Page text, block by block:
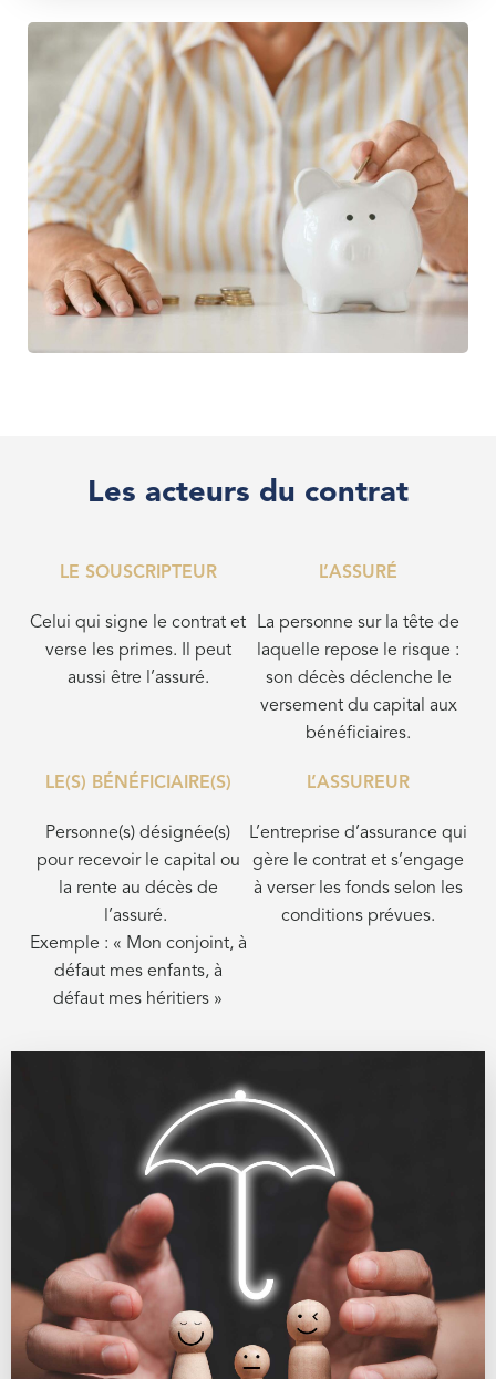
Les acteurs du contrat
LE SOUSCRIPTEUR
Celui qui signe le contrat et
verse les primes. Il peut
aussi être l’assuré.
L’ASSURÉ
La personne sur la tête de
laquelle repose le risque :
son décès déclenche le
versement du capital aux
bénéficiaires.
LE(S) BÉNÉFICIAIRE(S)
Personne(s) désignée(s)
pour recevoir le capital ou
la rente au décès de
l’assuré.
Exemple : « Mon conjoint, à
défaut mes enfants, à
défaut mes héritiers »
L’ASSUREUR
L’entreprise d’assurance qui
gère le contrat et s’engage
à verser les fonds selon les
conditions prévues.